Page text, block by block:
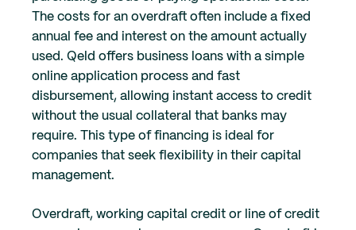
The costs for an overdraft often include a fixed
annual fee and interest on the amount actually
used. Qeld offers business loans with a simple
online application process and fast
disbursement, allowing instant access to credit
without the usual collateral that banks may
require. This type of financing is ideal for
companies that seek flexibility in their capital
management.
Overdraft, working capital credit or line of credit